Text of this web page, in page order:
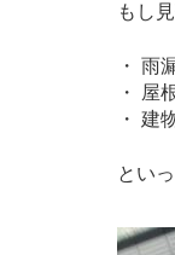
もし
・ 雨
・ 屋
・ 建
とい